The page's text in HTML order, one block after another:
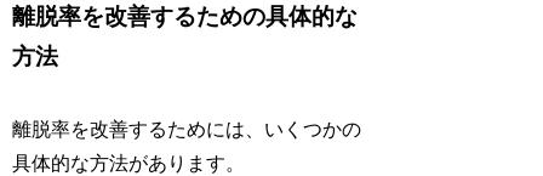
離脱率を改善するための具体的な
方法
離脱率を改善するためには、いくつかの
具体的な方法があります。